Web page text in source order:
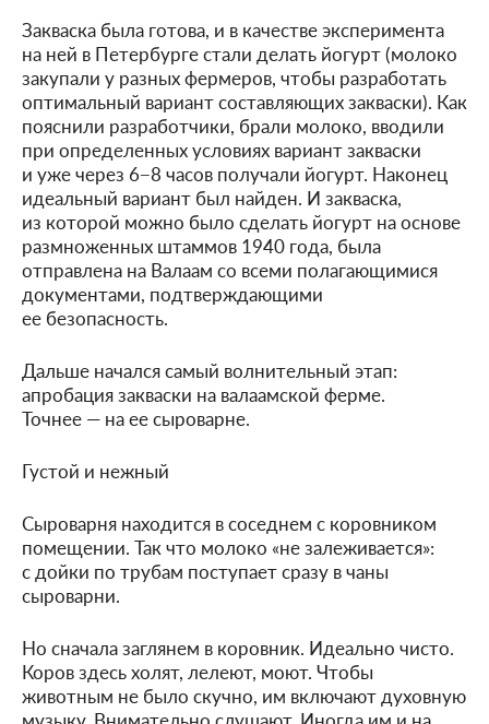
Закваска была готова, и в качестве эксперимента
на ней в Петербурге стали делать йогурт (молоко
закупали у разных фермеров, чтобы разработать
оптимальный вариант составляющих закваски). Как
пояснили разработчики, брали молоко, вводили
при определенных условиях вариант закваски
и уже через 6−8 часов получали йогурт. Наконец
идеальный вариант был найден. И закваска,
из которой можно было сделать йогурт на основе
размноженных штаммов 1940 года, была
отправлена на Валаам со всеми полагающимися
документами, подтверждающими
ее безопасность.
Дальше начался самый волнительный этап:
апробация закваски на валаамской ферме.
Точнее — на ее сыроварне.
Густой и нежный
Сыроварня находится в соседнем с коровником
помещении. Так что молоко «не залеживается»:
с дойки по трубам поступает сразу в чаны
сыроварни.
Но сначала заглянем в коровник. Идеально чисто.
Коров здесь холят, лелеют, моют. Чтобы
животным не было скучно, им включают духовную